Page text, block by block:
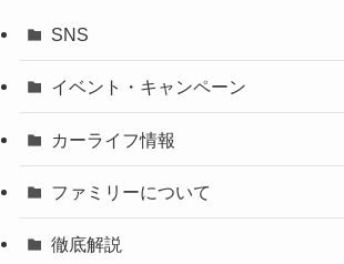
SNS
イベント・キャンペーン
カーライフ情報
ファミリーについて
徹底解説